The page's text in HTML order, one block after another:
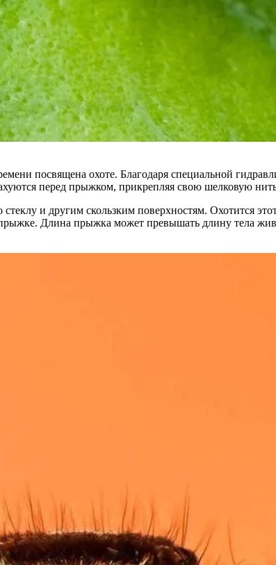
посвящена охоте. Благодаря специальной
перед прыжком, прикрепляя свою шелковую
и другим скользким поверхностям. Охотится
Длина прыжка может превышать длину тела